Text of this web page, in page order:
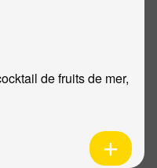
de fruits de mer,